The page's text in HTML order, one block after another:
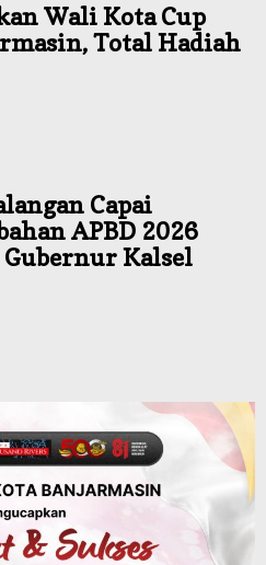
Wali Kota Cup
Total Hadiah
Capai
APBD 2026
Gubernur Kalsel
Lebih Belum
Total